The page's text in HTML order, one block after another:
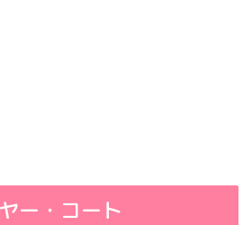
ー・コート